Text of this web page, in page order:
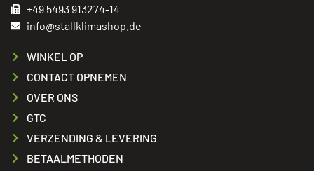
+49 5493 913274-14
info@stallklimashop.de
WINKEL OP
CONTACT OPNEMEN
OVER ONS
GTC
VERZENDING & LEVERING
BETAALMETHODEN